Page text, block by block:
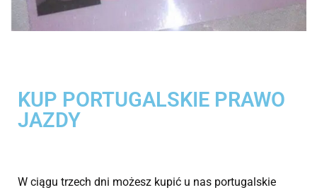
KUP PORTUGALSKIE PRAWO
JAZDY
W ciągu trzech dni możesz kupić u nas portugalskie